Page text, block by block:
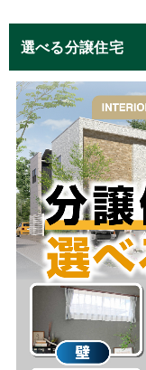
選べる分譲住宅